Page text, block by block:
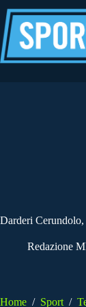
al
contenuto
Darderi
Redazione
Home / Sport /